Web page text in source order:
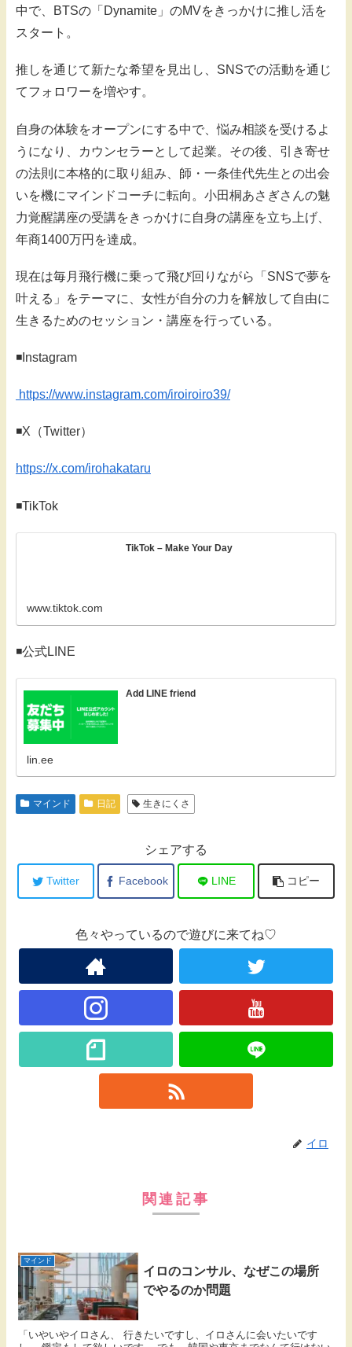
中で、BTSの「Dynamite」のMVをきっかけに推し活を
スタート。
推しを通じて新たな希望を見出し、SNSでの活動を通じ
てフォロワーを増やす。
自身の体験をオープンにする中で、悩み相談を受けるよ
うになり、カウンセラーとして起業。その後、引き寄せ
の法則に本格的に取り組み、師・一条佳代先生との出会
いを機にマインドコーチに転向。小田桐あさぎさんの魅
力覚醒講座の受講をきっかけに自身の講座を立ち上げ、
年商1400万円を達成。
現在は毎月飛行機に乗って飛び回りながら「SNSで夢を
叶える」をテーマに、女性が自分の力を解放して自由に
生きるためのセッション・講座を行っている。
◾️Instagram
https://www.instagram.com/iroiroiro39/
◾️X（Twitter）
https://x.com/irohakataru
◾️TikTok
TikTok – Make Your Day
www.tiktok.com
◾️公式LINE
Add LINE friend
lin.ee
マインド 日記 生きにくさ
シェアする
Twitter Facebook LINE コピー
色々やっているので遊びに来てね♡
イロ
関連記事
マインド
イロのコンサル、なぜこの場所
でやるのか問題
「いやいやイロさん、 行きたいですし、イロさんに会いたいです